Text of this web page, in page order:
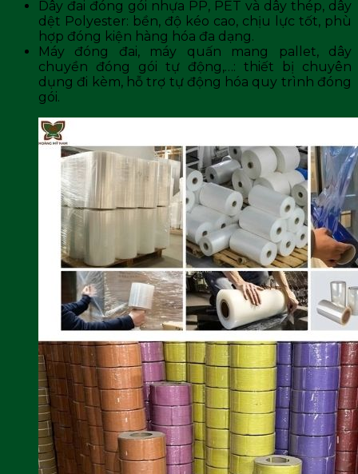
Dây đai đóng gói nhựa PP, PET và dây thép, dây
dệt Polyester: bền, độ kéo cao, chịu lực tốt, phù
hợp đóng kiện hàng hóa đa dạng.
Máy đóng đai, máy quấn mang pallet, dây
chuyền đóng gói tự động,…: thiết bị chuyên
dụng đi kèm, hỗ trợ tự động hóa quy trình đóng
gói.